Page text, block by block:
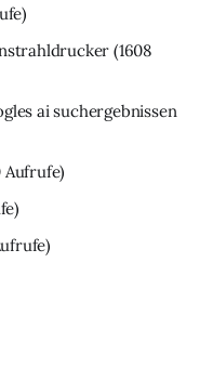
(1608
ai suchergebnissen
Aufrufe)